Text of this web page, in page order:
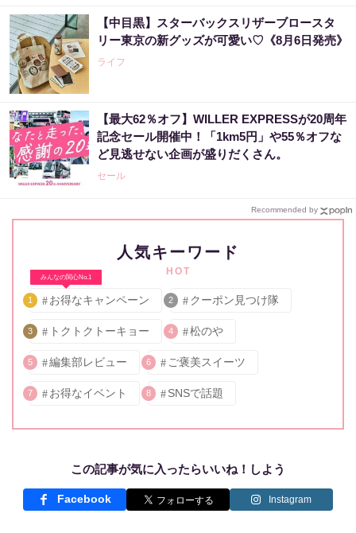
【中目黒】スターバックスリザーブロースタ
リー東京の新グッズが可愛い♡《8月6日発売》
ライフ
【最大62％オフ】WILLER EXPRESSが20周年
記念セール開催中！「1km5円」や55％オフな
ど見逃せない企画が盛りだくさん。
セール
Recommended by
人気キーワード
HOT
みんなの関心No.1
1 お得なキャンペーン 2 クーポン見つけ隊
3 トクトクトーキョー 4 松のや
5 編集部レビュー 6 ご褒美スイーツ
7 お得なイベント 8 SNSで話題
この記事が気に入ったらいいね！しよう
Facebook Instagram